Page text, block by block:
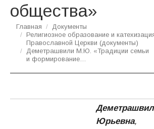
общества»
Вы здесь:
Главная
Документы
Религиозное образование и
Православной Церкви (документы)
Деметрашвили М.Ю. «Традиции семьи
и формирование…
Юрьевна,